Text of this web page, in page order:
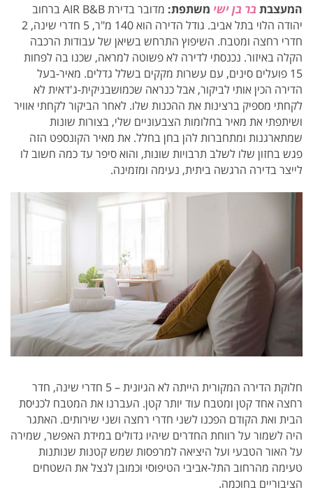
המעצבת בר בן ישי משתפת: מדובר בדירת AIR B&B
ברחוב
יהודה הלוי בתל אביב. גודל הדירה הוא 140 מ"ר, 5 חדרי שינה, 2
חדרי רחצה ומטבח. השיפוץ התרחש בשיאן של עבודות הרכבה
הקלה באיזור. נכנסתי לדירה לא פשוטה למראה, שכנו בה לפחות
15 פועלים סינים, עם עשרות מקקים בשלל גדלים.
מאיר-בעל
הדירה הכין אותי לביקור, אבל כנראה שכמושבניקית-ג'דאית לא
לקחתי מספיק ברצינות את ההכנות שלו. לאחר הביקור לקחתי אוויר
ושיתפתי את מאיר בחלומות הצבעוניים שלי, בצורות שונות
שמתארגנות ומתחברות להן בחן בחלל. את מאיר הקונספט הזה
פגש בחזון שלו לשלב תרבויות שונות, והוא סיפר עד כמה חשוב לו
לייצר בדירה הרגשה ביתית, נעימה ומזמינה.
חלוקת הדירה המקורית הייתה לא הגיונית – 5 חדרי שינה, חדר
רחצה אחד קטן ומטבח עוד יותר קטן. העברנו את המטבח לכניסת
הבית ואת הקודם הפכנו לשני חדרי רחצה ושני שירותים. האתגר
היה לשמור על רווחת החדרים שיהיו גדולים במידת האפשר, שמירה
על האור הטבעי ועל היציאה למרפסות שמש קטנות שנותנות
טעימה מהרחוב התל-אביבי הטיפוסי וכמובן לנצל את השטחים
הציבוריים בחוכמה.